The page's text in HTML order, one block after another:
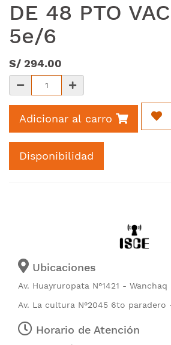
DE 48 PTO
5e/6
S/ 294.00
Adicionar al carro
Disponibilidad
Ubicaciones
Av. Huayruropata N°1421 -
Av. La cultura N°2045 6to paradero
Horario de Atención